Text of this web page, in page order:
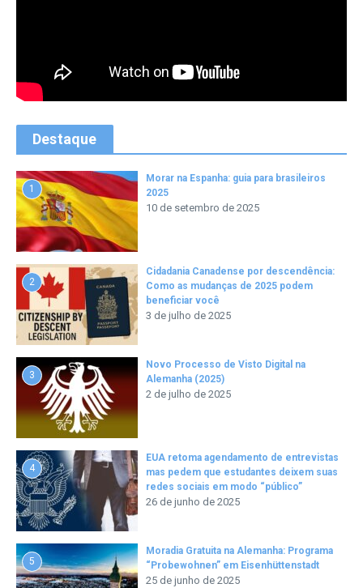
Destaque
1
Morar na Espanha: guia para brasileiros
2025
10 de setembro de 2025
2
Cidadania Canadense por descendência:
Como as mudanças de 2025 podem
beneficiar você
3 de julho de 2025
3
Novo Processo de Visto Digital na
Alemanha (2025)
2 de julho de 2025
4
EUA retoma agendamento de entrevistas
mas pedem que estudantes deixem suas
redes sociais em modo “público”
26 de junho de 2025
5
Moradia Gratuita na Alemanha: Programa
“Probewohnen” em Eisenhüttenstadt
25 de junho de 2025